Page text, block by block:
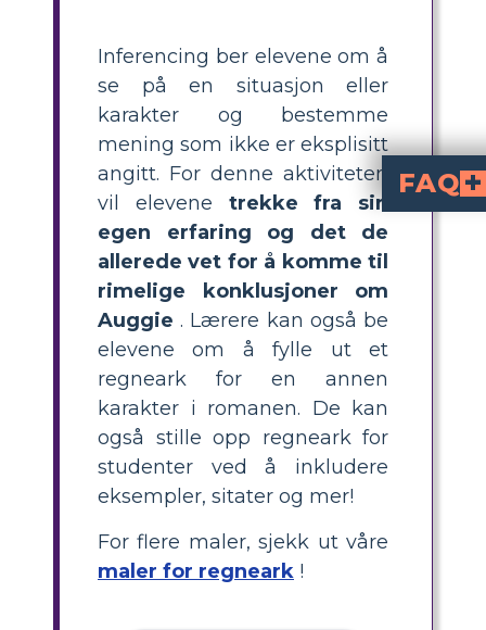
Inferencing ber elevene om å
se på en situasjon eller
karakter og bestemme
mening som ikke er eksplisitt
angitt. For denne aktiviteten
vil elevene trekke fra sin
egen erfaring og det de
allerede vet for å komme til
rimelige konklusjoner om
Auggie . Lærere kan også be
elevene om å fylle ut et
regneark for en annen
karakter i romanen. De kan
også stille opp regneark for
studenter ved å inkludere
eksempler, sitater og mer!
For flere maler, sjekk ut våre
maler for regneark !
FAQ